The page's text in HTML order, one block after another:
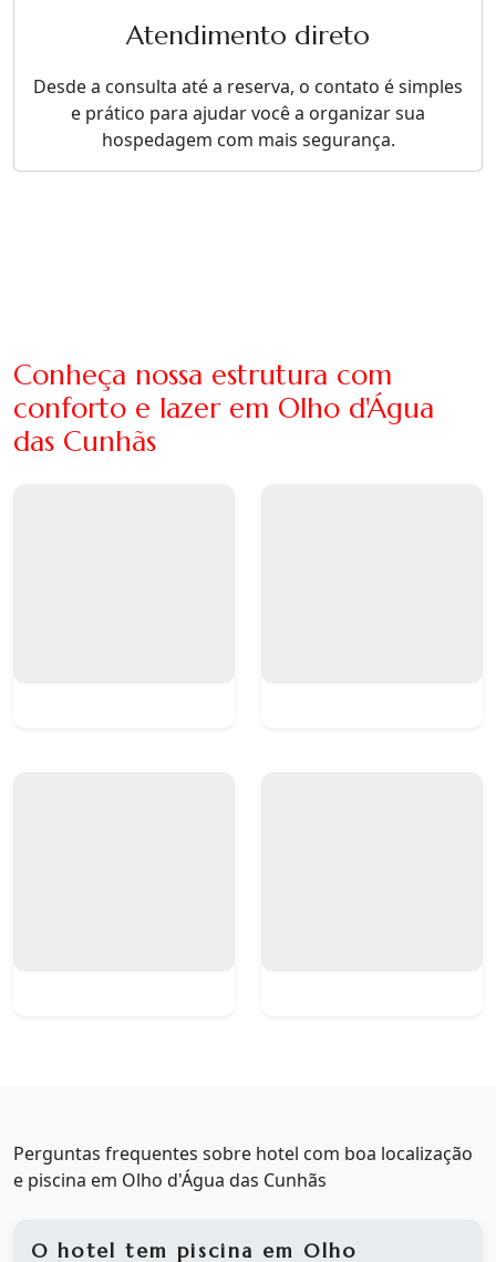
Atendimento direto
Desde a consulta até a reserva, o contato é simples
e prático para ajudar você a organizar sua
hospedagem com mais segurança.
Conheça nossa estrutura com
conforto e lazer em Olho d'Água
das Cunhãs
Perguntas frequentes sobre hotel com boa localização
e piscina em Olho d'Água das Cunhãs
O hotel tem piscina em Olho